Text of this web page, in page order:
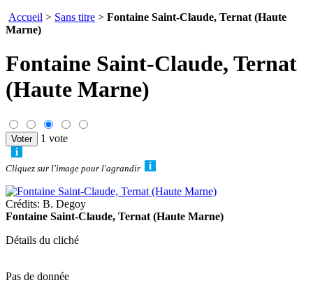
Accueil > Sans titre > Fontaine Saint-Claude, Ternat (Haute
Marne)
Fontaine Saint-Claude, Ternat
(Haute Marne)
1 vote
Cliquez sur l'image pour l'agrandir
Crédits: B. Degoy
Fontaine Saint-Claude, Ternat (Haute Marne)
Détails du cliché
Pas de donnée